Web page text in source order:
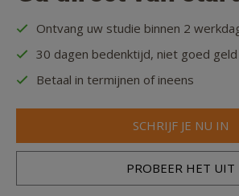
Ontvang uw studie binnen 2
30 dagen bedenktijd, niet goed
Betaal in termijnen of ineens
SCHRIJF JE NU IN
PROBEER HET UIT